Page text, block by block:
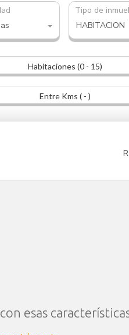
Tipo de
HABITACION
Habitaciones (0 - 15)
Entre Kms ( - )
esas